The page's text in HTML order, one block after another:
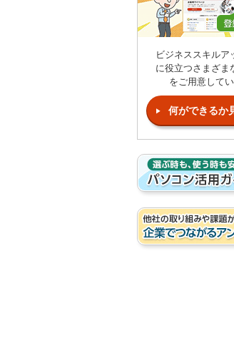
ビジネススキルア
に役立つさまざま
をご用意してい
何ができるか